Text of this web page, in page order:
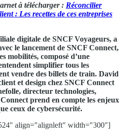
à télécharger : Réconcilier
: Les recettes de ces entreprises
digitale de SNCF Voyageurs, a
le lancement de SNCF Connect,
mobilités, composé d’une
simplifier tous les
vendre des billets de train. David
et design chez SNCF Connect
directeur technologies,
prend en compte les enjeux
ceux de cybersécurité.
align="alignleft" width="300"]